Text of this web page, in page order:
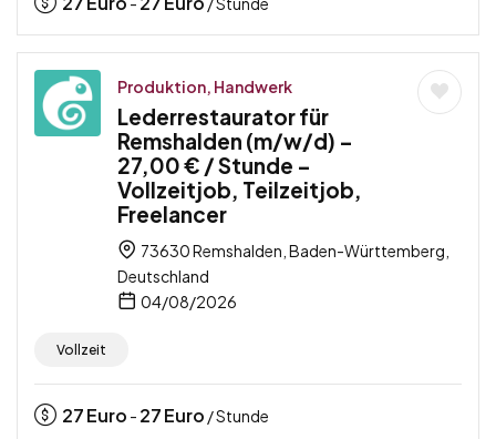
Produktion, Handwerk
Lederrestaurator für
Remshalden (m/w/d) –
27,00 € / Stunde –
Vollzeitjob, Teilzeitjob,
Freelancer
73630 Remshalden, Baden-Württemberg,
Deutschland
04/08/2026
Vollzeit
27Euro - 27Euro / Stunde